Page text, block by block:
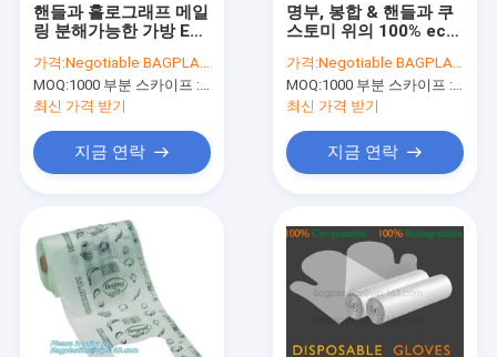
핸들과 홀로그래프 메일
링 분해가능한 가방 Eco
투 Eco 우호적 폴리 우
편물발송자 가방을 수송
합니다
가격:Negotiable BAGPLASTICS@YAHOO.COM
MOQ:1000 부분 스카이프 : 마이데아르닐
최신 가격 받기
지금 연락
명부, 봉합 & 핸들과 쿠
스토미 위의 100% eco
장 퇴비화 가능 쓰레기
가방을 드로스트링
가격:Negotiable BAGPLASTICS@YAHOO.COM
MOQ:1000 부분 스카이프 : 마이데아르닐
최신 가격 받기
지금 연락